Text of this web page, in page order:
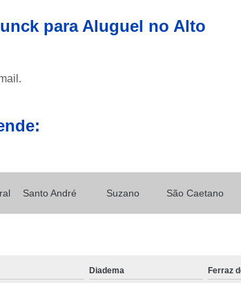
Caminhão com Munck para
Munck Locar
Munck para Locação
Muncks de Locação
Muncks
Aluguel de Munck para Remoção
para Aluguel no Alto
Santo André Suzano São Caetano
Diadema Ferraz